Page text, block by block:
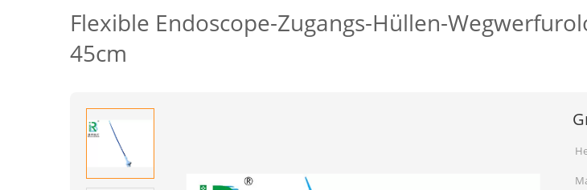
Flexible Endoscope-Zugangs-Hüllen-
45cm